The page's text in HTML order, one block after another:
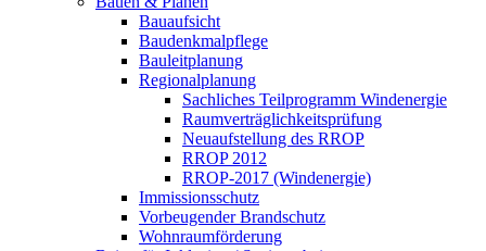
Bauaufsicht
Baudenkmalpflege
Bauleitplanung
Regionalplanung
Sachliches Teilprogramm Windenergie
Raumverträglichkeitsprüfung
Neuaufstellung des RROP
RROP 2012
RROP-2017 (Windenergie)
Immissionsschutz
Vorbeugender Brandschutz
Wohnraumförderung